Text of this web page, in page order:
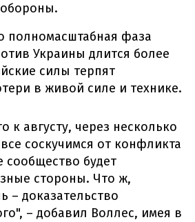
полномасштабная фаза
Украины длится более
силы терпят
в живой силе и технике.
к августу, через несколько
соскучимся от конфликта
сообщество будет
стороны. Что ж,
– доказательство
– добавил Воллес, имея в